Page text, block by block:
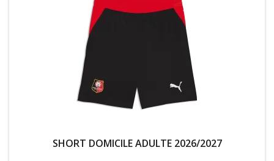
SHORT DOMICILE ADULTE 2026/2027